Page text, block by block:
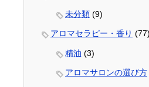
未分類 (9)
アロマセラピー・香り (77)
精油 (3)
アロマサロンの選び方